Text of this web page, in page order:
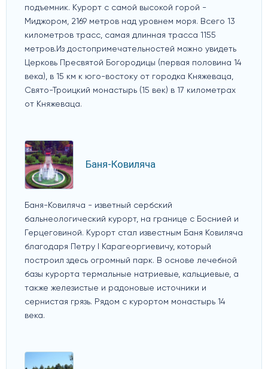
подъемник. Курорт с самой высокой горой -
Миджором, 2169 метров над уровнем моря. Всего 13
километров трасс, самая длинная трасса 1155
метров.Из достопримечательностей можно увидеть
Церковь Пресвятой Богородицы (первая половина 14
века), в 15 км к юго-востоку от городка Княжеваца,
Свято-Троицкий монастырь (15 век) в 17 километрах
от Княжеваца.
Баня-Ковиляча
Баня-Ковиляча - изветный сербский
бальнеологический курорт, на границе с Боснией и
Герцеговиной. Курорт стал известным Баня Ковиляча
благодаря Петру I Карагеоргиевичу, который
построил здесь огромный парк. В основе лечебной
базы курорта термальные натриевые, кальциевые, а
также железистые и радоновые источники и
сернистая грязь. Рядом с курортом монастырь 14
века.